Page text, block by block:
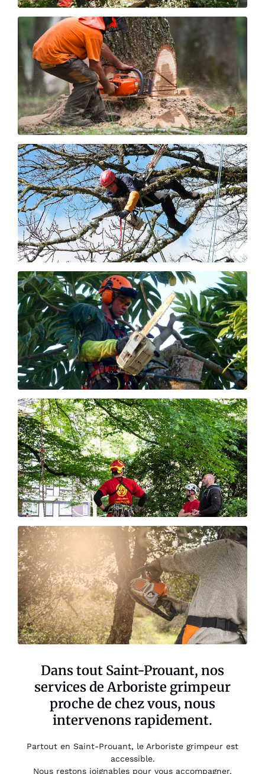
Dans tout Saint-Prouant, nos
services de Arboriste grimpeur
proche de chez vous, nous
intervenons rapidement.
Partout en Saint-Prouant, le Arboriste grimpeur est
accessible.
Nous restons joignables pour vous accompagner,